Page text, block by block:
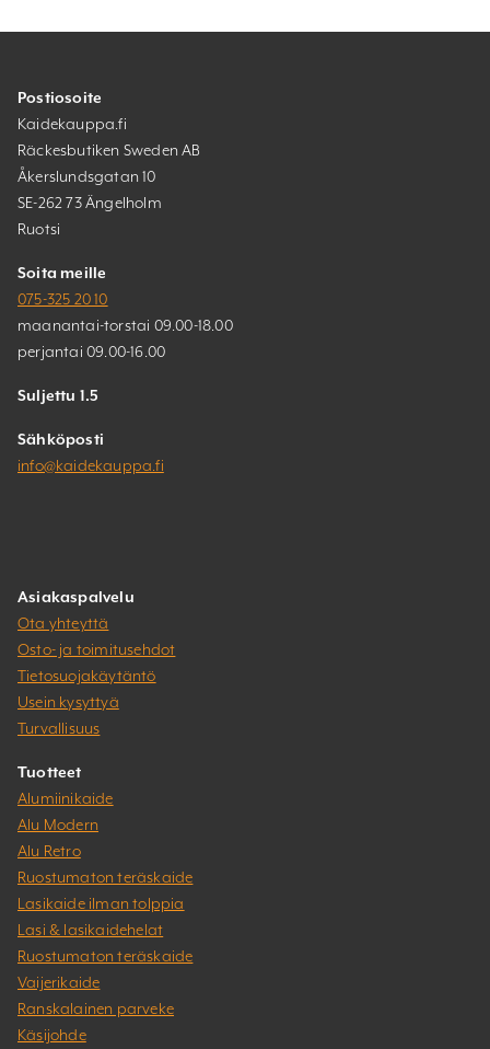
Postiosoite
Kaidekauppa.fi
Räckesbutiken Sweden AB
Åkerslundsgatan 10
SE-262 73 Ängelholm
Ruotsi
Soita meille
075-325 20 10
maanantai-torstai 09.00-18.00
perjantai 09.00-16.00
Suljettu 1.5
Sähköposti
info@kaidekauppa.fi
Asiakaspalvelu
Ota yhteyttä
Osto- ja toimitusehdot
Tietosuojakäytäntö
Usein kysyttyä
Turvallisuus
Tuotteet
Alumiinikaide
Alu Modern
Alu Retro
Ruostumaton teräskaide
Lasikaide ilman tolppia
Lasi & lasikaidehelat
Ruostumaton teräskaide
Vaijerikaide
Ranskalainen parveke
Käsijohde